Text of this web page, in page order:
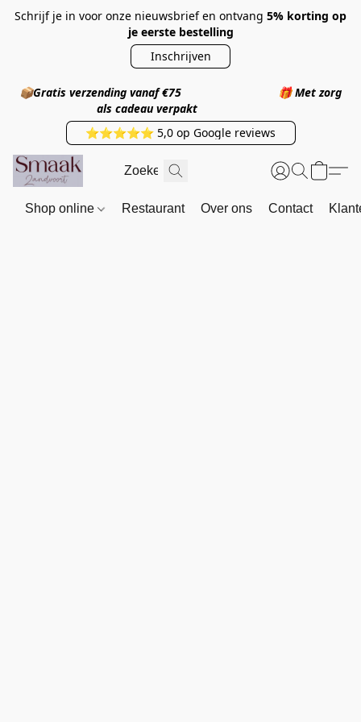
Schrijf je in voor onze nieuwsbrief en ontvang 5% korting op
je eerste bestelling
Inschrijven
📦Gratis verzending vanaf €75 🎁Met zorg
als cadeau verpakt
⭐⭐⭐⭐⭐ 5,0 op Google reviews
Shop online Restaurant Over ons Contact